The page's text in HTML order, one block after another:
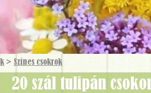
>Színes csokrok
20 szál tulipán